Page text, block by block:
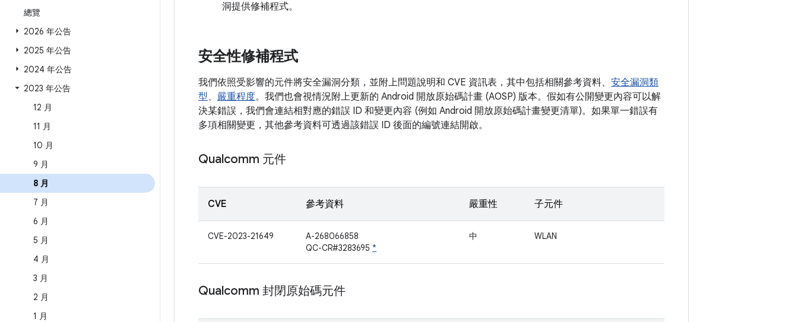
總覽
2026 年公告
2025 年公告
2024 年公告
2023 年公告
12 月
11 月
10 月
9 月
8 月
7 月
6 月
5 月
4 月
3 月
2 月
1 月
洞提供修補程式。
安全性修補程式
我們依照受影響的元件將安全漏洞分類，並附上問題說明和 CVE 資訊表，其中包括相關參考資料、 安全漏洞類
型、 嚴重程度。我們也會視情況附上更新的 Android 開放原始碼計畫 (AOSP) 版本。假如有公開變更內容可以解
決某錯誤，我們會連結相對應的錯誤 ID 和變更內容 (例如 Android 開放原始碼計畫變更清單)。如果單一錯誤有
多項相關變更，其他參考資料可透過該錯誤 ID 後面的編號連結開啟。
Qualcomm 元件
CVE 參考資料 嚴重性 子元件
CVE-2023-21649
A-268066858
QC-CR#3283695 *
中 WLAN
Qualcomm 封閉原始碼元件